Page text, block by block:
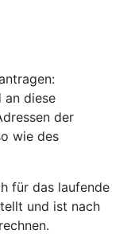
an diese
der
wie des
für das laufende
und ist nach